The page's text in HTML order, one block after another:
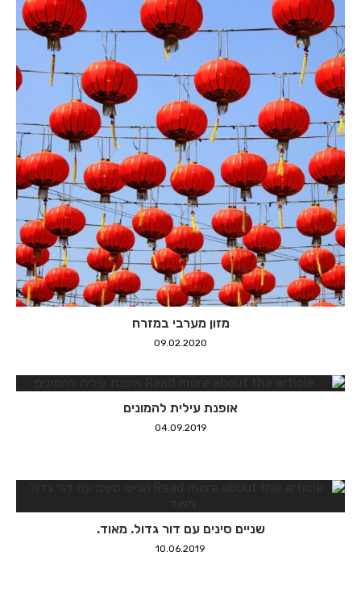
מזון מערבי במזרח
09.02.2020
אופנת עילית להמונים
04.09.2019
שניים סינים עם דור גדול. מאוד.
10.06.2019